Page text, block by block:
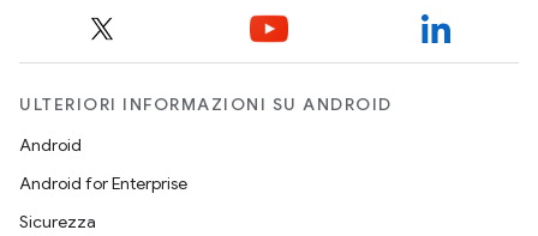
ULTERIORI INFORMAZIONI SU ANDROID
Android
Android for Enterprise
Sicurezza